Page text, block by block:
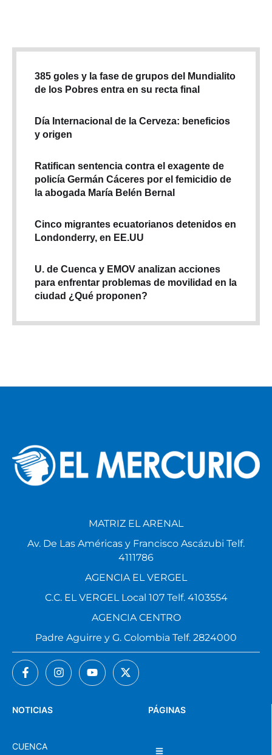
385 goles y la fase de grupos del Mundialito
de los Pobres entra en su recta final
Día Internacional de la Cerveza: beneficios
y origen
Ratifican sentencia contra el exagente de
policía Germán Cáceres por el femicidio de
la abogada María Belén Bernal
Cinco migrantes ecuatorianos detenidos en
Londonderry, en EE.UU
U. de Cuenca y EMOV analizan acciones
para enfrentar problemas de movilidad en la
ciudad ¿Qué proponen?
PÁGINAS
NOTICIAS
CUENCA
MATRIZ EL ARENAL
Av. De Las Américas y Francisco Ascázubi Telf.
4111786
AGENCIA EL VERGEL
C.C. EL VERGEL Local 107 Telf. 4103554
AGENCIA CENTRO
Padre Aguirre y G. Colombia Telf. 2824000